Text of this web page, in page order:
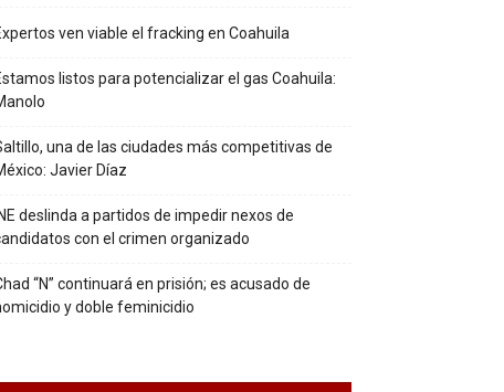
ven viable el fracking en Coahuila
listos para potencializar el gas Coahuila:
una de las ciudades más competitivas de
Javier Díaz
INE deslinda a partidos de impedir nexos de
con el crimen organizado
“N” continuará en prisión; es acusado de
y doble feminicidio